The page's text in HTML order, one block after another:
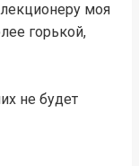
моя
горькой,
не будет